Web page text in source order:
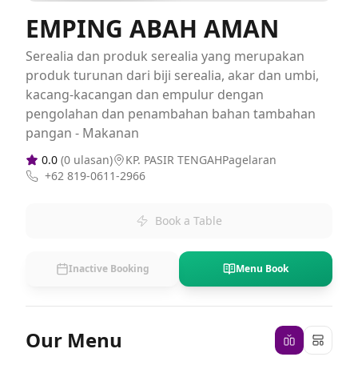
EMPING ABAH AMAN
Serealia dan produk serealia yang merupakan
produk turunan dari biji serealia, akar dan umbi,
kacang-kacangan dan empulur dengan
pengolahan dan penambahan bahan tambahan
pangan - Makanan
0.0 (0 ulasan)
KP. PASIR TENGAHPagelaran
+62 819-0611-2966
Book a Table
Inactive Booking Menu Book
Our Menu